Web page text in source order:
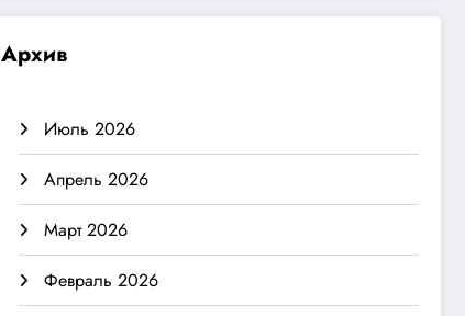
Архив
Июль 2026
Апрель 2026
Март 2026
Февраль 2026